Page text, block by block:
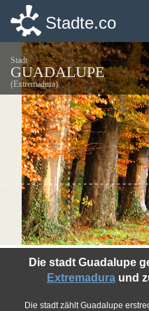
Stadte.co
Stadt
GUADALUPE
(Extremadura)
Die stadt Guadalupe
Extremaduraund
Die stadt zählt Guadalupe
Stadte.co